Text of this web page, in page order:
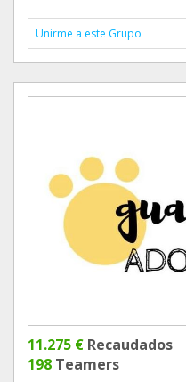
Unirme a este Grupo
11.275 € Recaudados
198 Teamers